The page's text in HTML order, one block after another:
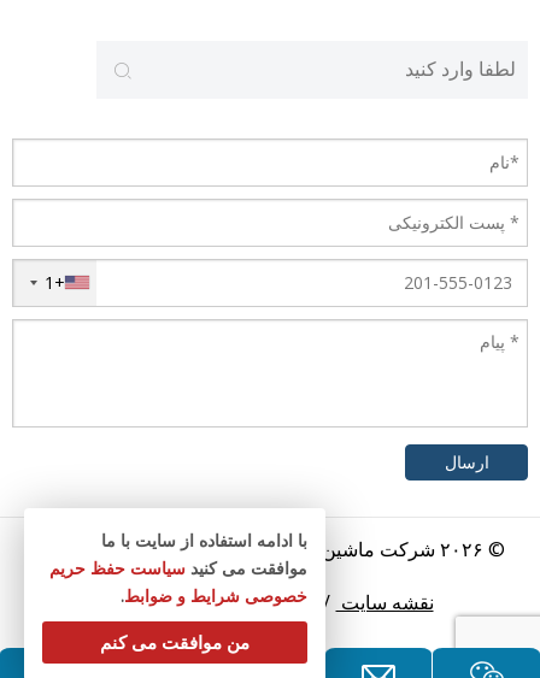
+1
© ۲۰۲۶ شرکت ماشین آلات ژانگجیاگانگ کینگ. تمامی حقوق
محفوظ است.
نقشه سایت / سیاست حفظ حریم خصوصی
با ادامه استفاده از سایت با ما
موافقت می کنید سیاست حفظ حریم
خصوصی شرایط و ضوابط.
من موافقت می کنم